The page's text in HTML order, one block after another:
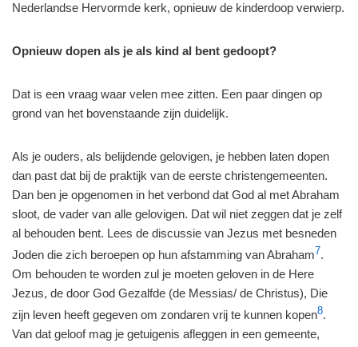
Nederlandse Hervormde kerk, opnieuw de kinderdoop verwierp.
Opnieuw dopen als je als kind al bent gedoopt?
Dat is een vraag waar velen mee zitten. Een paar dingen op
grond van het bovenstaande zijn duidelijk.
Als je ouders, als belijdende gelovigen, je hebben laten dopen
dan past dat bij de praktijk van de eerste christengemeenten.
Dan ben je opgenomen in het verbond dat God al met Abraham
sloot, de vader van alle gelovigen. Dat wil niet zeggen dat je zelf
al behouden bent. Lees de discussie van Jezus met besneden
Joden die zich beroepen op hun afstamming van Abraham 7.
Om behouden te worden zul je moeten geloven in de Here
Jezus, de door God Gezalfde (de Messias/ de Christus), Die
zijn leven heeft gegeven om zondaren vrij te kunnen kopen8.
Van dat geloof mag je getuigenis afleggen in een gemeente,